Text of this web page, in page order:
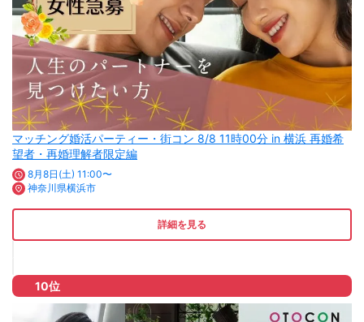
マッチング婚活パーティー・街コン 8/8 11時00分 in 横浜 再婚希
望者・再婚理解者限定編
8月8日(土) 11:00〜
神奈川県横浜市
詳細を見る
10位